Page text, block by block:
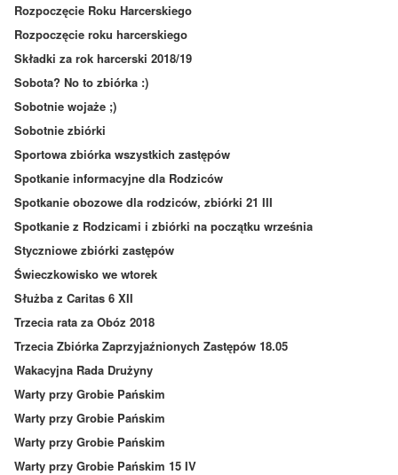
Rozpoczęcie Roku Harcerskiego
Rozpoczęcie roku harcerskiego
Składki za rok harcerski 2018/19
Sobota? No to zbiórka :)
Sobotnie wojaże ;)
Sobotnie zbiórki
Sportowa zbiórka wszystkich zastępów
Spotkanie informacyjne dla Rodziców
Spotkanie obozowe dla rodziców, zbiórki 21 III
Spotkanie z Rodzicami i zbiórki na początku września
Styczniowe zbiórki zastępów
Świeczkowisko we wtorek
Służba z Caritas 6 XII
Trzecia rata za Obóz 2018
Trzecia Zbiórka Zaprzyjaźnionych Zastępów 18.05
Wakacyjna Rada Drużyny
Warty przy Grobie Pańskim
Warty przy Grobie Pańskim
Warty przy Grobie Pańskim
Warty przy Grobie Pańskim 15 IV